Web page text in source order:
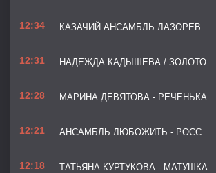
12:34 КАЗАЧИЙ АНСАМБЛЬ ЛАЗОРЕВЫЙ ЦВЕТОК - ОЙ ТО НЕ ВЕЧЕР
12:31 НАДЕЖДА КАДЫШЕВА / ЗОЛОТОЕ КОЛЬЦО - ТОНКАЯ РЯБИНА
12:28 МАРИНА ДЕВЯТОВА - РЕЧЕНЬКА-РЕЧУШКА
12:21 АНСАМБЛЬ ЛЮБОЖИТЬ - РОССИЯ МАТУШКА МОЯ
12:18 ТАТЬЯНА КУРТУКОВА - МАТУШКА